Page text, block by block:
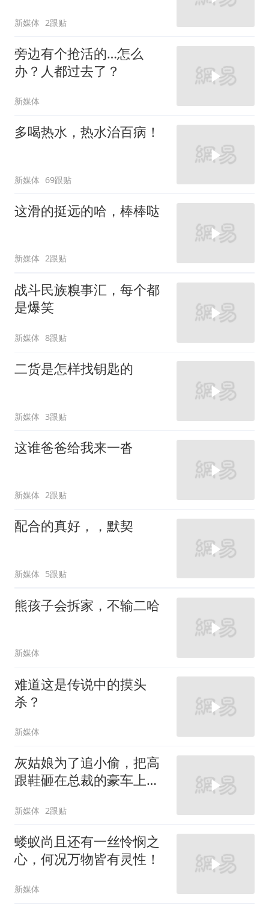
新媒体 2跟贴
旁边有个抢活的…怎么
办？人都过去了？
新媒体
多喝热水，热水治百病！
新媒体 69跟贴
这滑的挺远的哈，棒棒哒
新媒体 2跟贴
战斗民族糗事汇，每个都
是爆笑
新媒体 8跟贴
二货是怎样找钥匙的
新媒体 3跟贴
这谁爸爸给我来一沓
新媒体 2跟贴
配合的真好，，默契
新媒体 5跟贴
熊孩子会拆家，不输二哈
新媒体
难道这是传说中的摸头
杀？
新媒体
灰姑娘为了追小偷，把高
跟鞋砸在总裁的豪车上，
新媒体 2跟贴
蝼蚁尚且还有一丝怜悯之
心，何况万物皆有灵性！
新媒体